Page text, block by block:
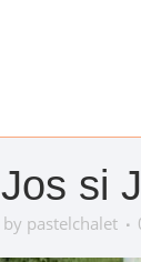
Jos si
by pastelchalet